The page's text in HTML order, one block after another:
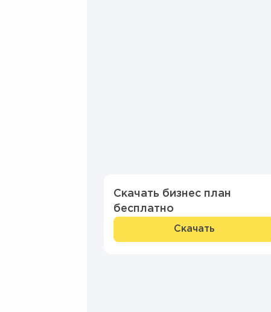
Скачать бизнес план
бесплатно
Скачать